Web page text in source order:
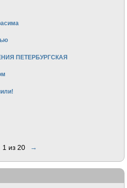
ПЕТЕРБУРГСКАЯ
1 из 20 →